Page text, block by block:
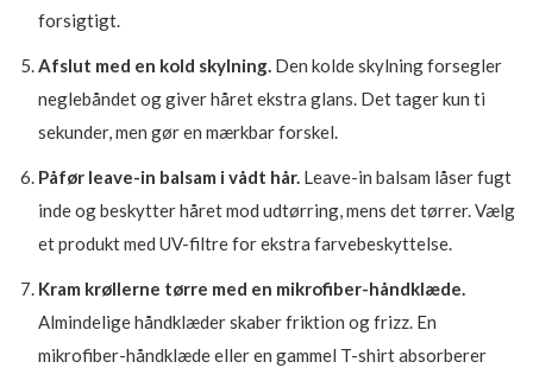
forsigtigt.
Afslut med en kold skylning. Den kolde skylning forsegler
neglebåndet og giver håret ekstra glans. Det tager kun ti
sekunder, men gør en mærkbar forskel.
Påfør leave-in balsam i vådt hår. Leave-in balsam låser fugt
inde og beskytter håret mod udtørring, mens det tørrer. Vælg
et produkt med UV-filtre for ekstra farvebeskyttelse.
Kram krøllerne tørre med en mikrofiber-håndklæde.
Almindelige håndklæder skaber friktion og frizz. En
mikrofiber-håndklæde eller en gammel T-shirt absorberer